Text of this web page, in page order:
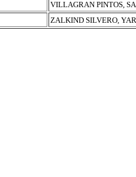
VILLAGRAN PINTOS,
ZALKIND SILVERO,